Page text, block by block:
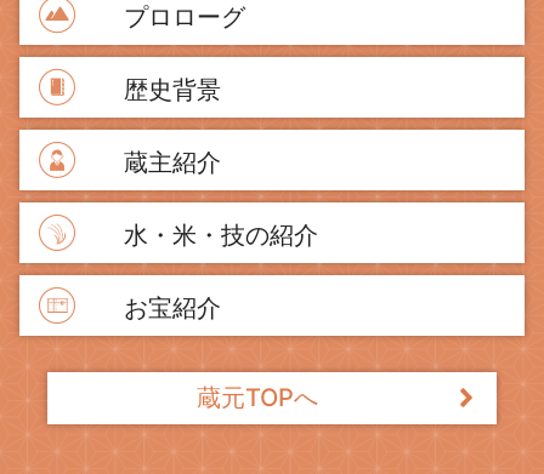
プロローグ
歴史背景
蔵主紹介
水・米・技の紹介
お宝紹介
蔵元TOPへ